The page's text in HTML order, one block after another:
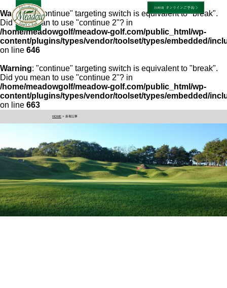
Warning: "continue" targeting switch is equivalent to "break".
Did you mean to use "continue 2"? in
/home/meadowgolf/meadow-golf.com/public_html/wp-
content/plugins/types/vendor/toolset/types/embedded/
on line 646
Warning: "continue" targeting switch is equivalent to "break".
Did you mean to use "continue 2"? in
/home/meadowgolf/meadow-golf.com/public_html/wp-
content/plugins/types/vendor/toolset/types/embedded/
on line 663
HOME > 新着記事